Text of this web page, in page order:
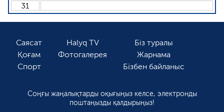
31
Саясат
Қоғам
Спорт
Halyq TV
Фотогалерея
Біз туралы
Жарнама
Бізбен байланыс
Соңғы жаңалықтарды оқығыңыз келсе, электронды
поштаңызды қалдырыңыз!